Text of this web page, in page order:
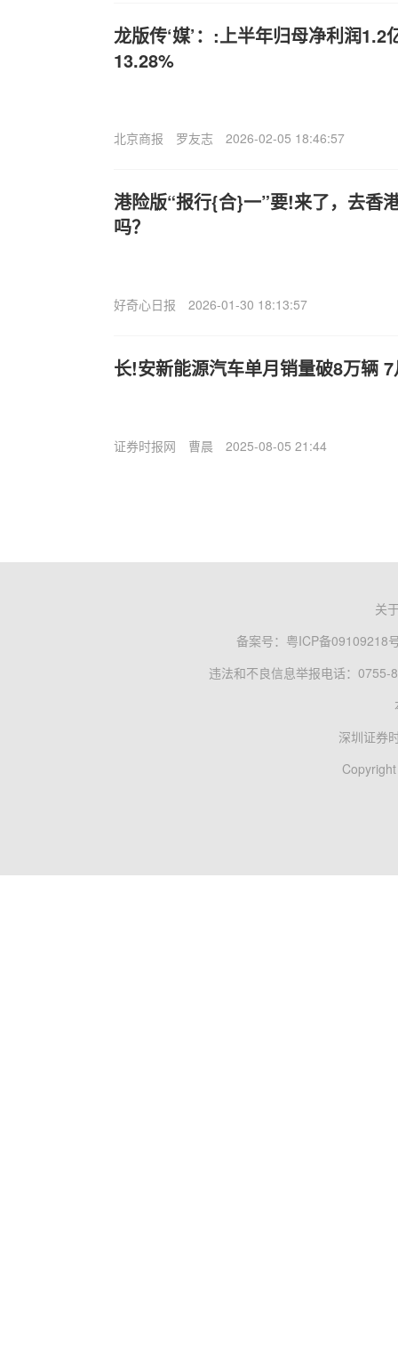
龙版传‘媒’：:上半年归母净利润1.2
13.28%
北京商报 罗友志 2026-02-05 18:46:57
港险版“报行{合}一”要!来了，去香
吗？
好奇心日报 2026-01-30 18:13:57
长!安新能源汽车单月销量破8万辆
证券时报网 曹晨 2025-08-05 21:44
关
备案号： 粤ICP备09109218
违法和不良信息举报电话：0755-
深圳证券